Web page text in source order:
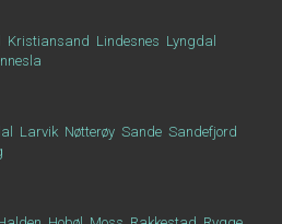
Kristiansand Lindesnes Lyngdal
Larvik Nøtterøy Sande Sandefjord